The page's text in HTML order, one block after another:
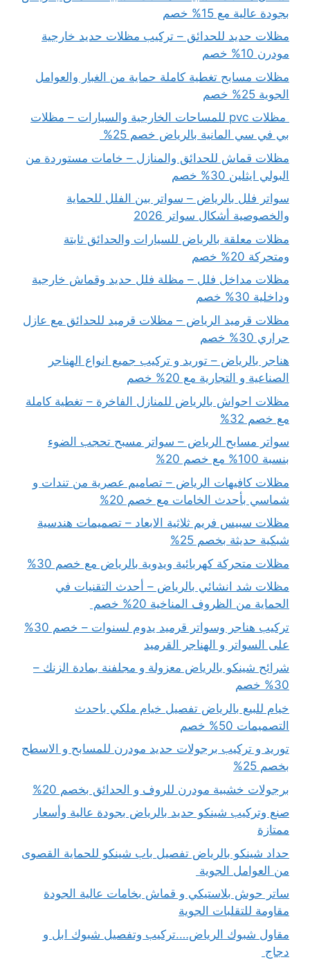
بجودة عالية مع 15% خصم
مظلات حديد للحدائق – تركيب مظلات حديد خارجية
مودرن 10% خصم
مظلات مسابح تغطية كاملة حماية من الغبار والعوامل
الجوية 25% خصم
مظلات pvc للمساحات الخارجية والسيارات – مظلات
بي في سي المانية بالرياض خصم 25%
مظلات قماش للحدائق والمنازل – خامات مستوردة من
البولي ايثلين 30% خصم
سواتر فلل بالرياض – سواتر بين الفلل للحماية
والخصوصية أشكال سواتر 2026
مظلات معلقة بالرياض للسيارات والحدائق ثابتة
ومتحركة 20% خصم
مظلات مداخل فلل – مظلة فلل حديد وقماش خارجية
وداخلية 30% خصم
مظلات قرميد الرياض – مظلات قرميد للحدائق مع عازل
حراري 30% خصم
هناجر بالرياض – توريد و تركيب جميع انواع الهناجر
الصناعية و التجارية مع 20% خصم
مظلات احواش بالرياض للمنازل الفاخرة – تغطية كاملة
مع خصم 32%
سواتر مسابح الرياض – سواتر مسبح تحجب الضوء
بنسبة 100% مع خصم 20%
مظلات كافيهات الرياض – تصاميم عصرية من تندات و
شماسي بأحدث الخامات مع خصم 20%
مظلات سبيس فريم ثلاثية الابعاد – تصميمات هندسية
شبكية حديثة بخصم 25%
مظلات متحركة كهربائية ويدوية بالرياض مع خصم 30%
مظلات شد انشائي بالرياض – أحدث التقنيات في
الحماية من الظروف المناخية 20% خصم
تركيب هناجر وسواتر قرميد يدوم لسنوات – خصم 30%
على السواتر و الهناجر القرميد
شرائح شينكو بالرياض معزولة و مجلفنة بمادة الزنك –
30% خصم
خيام للبيع بالرياض تفصيل خيام ملكي باحدث
التصميمات 50% خصم
توريد و تركيب برجولات حديد مودرن للمسابح و الاسطح
بخصم 25%
برجولات خشبية مودرن للروف و الحدائق بخصم 20%
صنع وتركيب شينكو حديد بالرياض بجودة عالية وأسعار
ممتازة
حداد شينكو بالرياض تفصيل باب شينكو للحماية القصوى
من العوامل الجوية
ساتر حوش بلاستيكي و قماش بخامات عالية الجودة
مقاومة للتقلبات الجوية
مقاول شبوك الرياض….تركيب وتفصيل شبوك ابل و
دجاج